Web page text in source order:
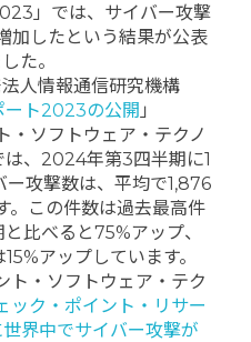
」では、サイバー攻撃
加したという結果が公表
た。
人情報通信研究機構
ト2023の公開 」
・ソフトウェア・テクノ
、2024年第3四半期に1
攻撃数は、平均で1,876
。この件数は過去最高件
比べると75%アップ、
アップしています。
ト・ソフトウェア・テク
ック・ポイント・リサー
界中でサイバー攻撃が